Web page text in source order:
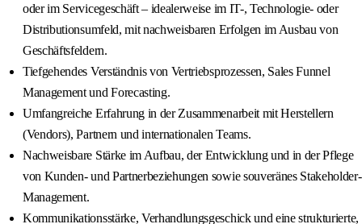
oder im Servicegeschäft – idealerweise im IT-, Technologie- oder
Distributionsumfeld, mit nachweisbaren Erfolgen im Ausbau von
Geschäftsfeldern.
Tiefgehendes Verständnis von Vertriebsprozessen, Sales Funnel
Management und Forecasting.
Umfangreiche Erfahrung in der Zusammenarbeit mit Herstellern
(Vendors), Partnern und internationalen Teams.
Nachweisbare Stärke im Aufbau, der Entwicklung und in der Pflege
von Kunden- und Partnerbeziehungen sowie souveränes Stakeholder-
Management.
Kommunikationsstärke, Verhandlungsgeschick und eine strukturierte,